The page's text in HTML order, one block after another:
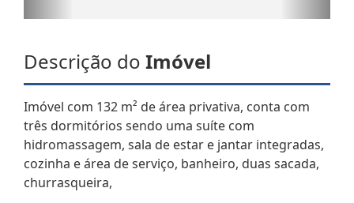
Descrição do Imóvel
Imóvel com 132 m² de área privativa, conta com
três dormitórios sendo uma suíte com
hidromassagem, sala de estar e jantar integradas,
cozinha e área de serviço, banheiro, duas sacada,
churrasqueira,